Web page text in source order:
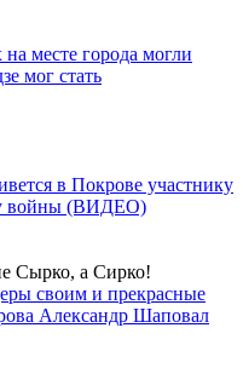
месте города могли
мог стать
в Покрове участнику
войны (ВИДЕО)
Сырко, а Сирко!
своим и прекрасные
Александр Шаповал